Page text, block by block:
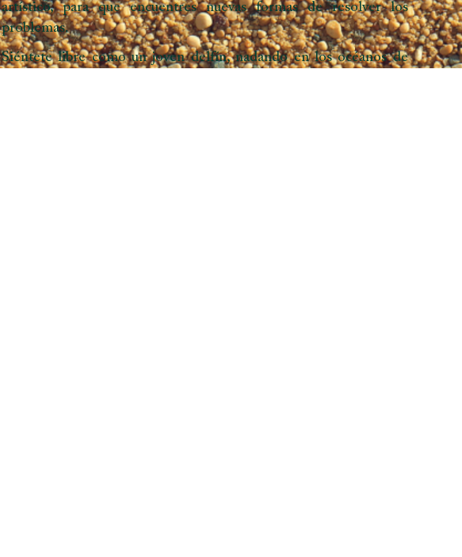
artístico, para que encuentres nuevas formas de resolver los
problemas.
Siéntete libre como un joven delfín, nadando en los océanos de